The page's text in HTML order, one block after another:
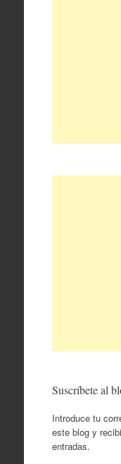
Suscríbete al
Introduce tu
este blog y
entradas.